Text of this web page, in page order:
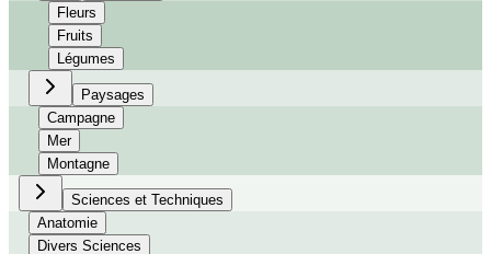
Fleurs
Fruits
Légumes
Paysages
Campagne
Mer
Montagne
Sciences et Techniques
Anatomie
Divers Sciences